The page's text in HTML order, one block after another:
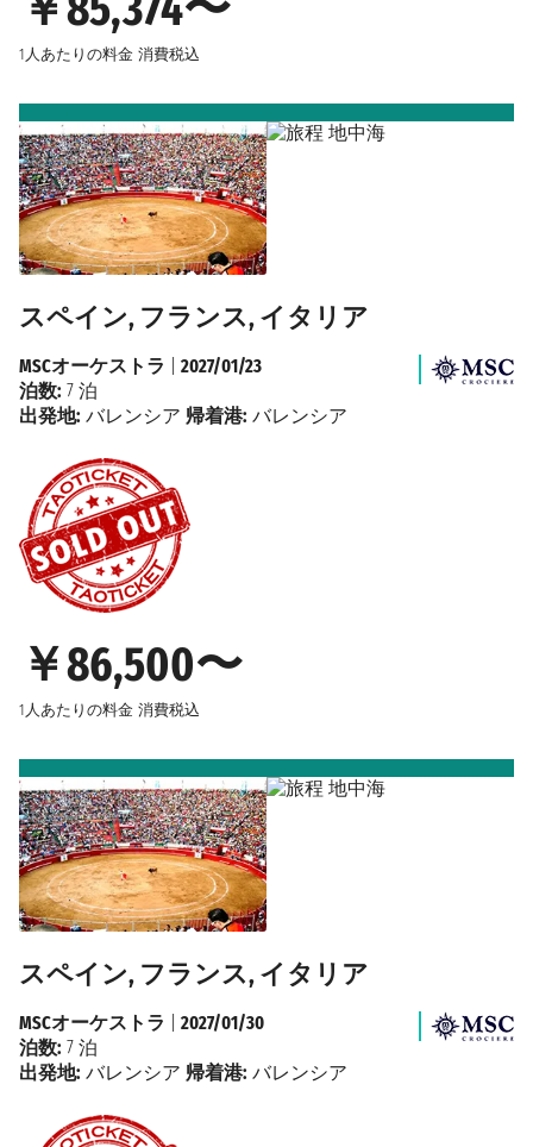
1人あたりの料金 消費税込
スペイン, フランス, イタリア
￥86,500〜
1人あたりの料金 消費税込
MSCオーケストラ
2027/01/23
泊数: 7 泊
出発地: バレンシア 帰着港: バレンシア
スペイン, フランス, イタリア
MSCオーケストラ
2027/01/30
泊数: 7 泊
出発地: バレンシア 帰着港: バレンシア